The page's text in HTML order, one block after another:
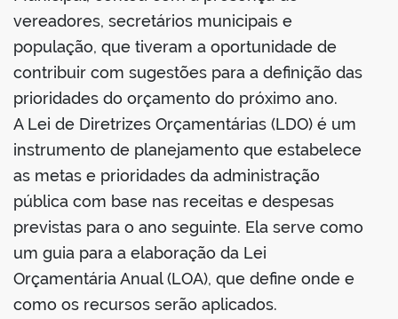
vereadores, secretários municipais e
população, que tiveram a oportunidade de
contribuir com sugestões para a definição das
prioridades do orçamento do próximo ano.
A Lei de Diretrizes Orçamentárias (LDO) é um
instrumento de planejamento que estabelece
as metas e prioridades da administração
pública com base nas receitas e despesas
previstas para o ano seguinte. Ela serve como
um guia para a elaboração da Lei
Orçamentária Anual (LOA), que define onde e
como os recursos serão aplicados.